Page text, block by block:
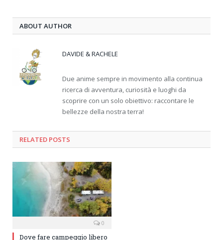
ABOUT AUTHOR
DAVIDE & RACHELE
Due anime sempre in movimento alla continua
ricerca di avventura, curiosità e luoghi da
scoprire con un solo obiettivo: raccontare le
bellezze della nostra terra!
RELATED POSTS
0
Dove fare campeggio libero